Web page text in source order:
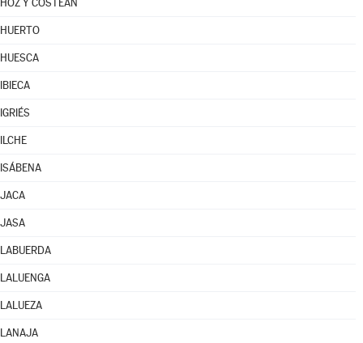
HOZ Y COSTEAN
HUERTO
HUESCA
IBIECA
IGRIÉS
ILCHE
ISÁBENA
JACA
JASA
LABUERDA
LALUENGA
LALUEZA
LANAJA